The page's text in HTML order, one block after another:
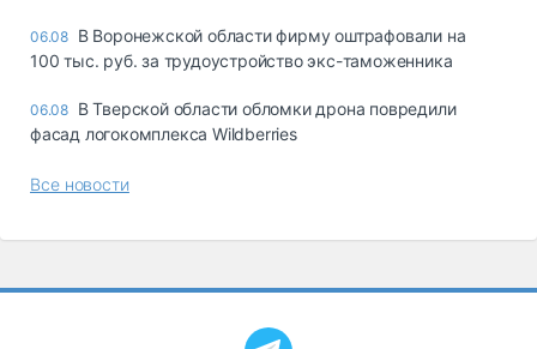
06.08 В Воронежской области фирму оштрафовали на
100 тыс. руб. за трудоустройство экс-таможенника
06.08 В Тверской области обломки дрона повредили
фасад логокомплекса Wildberries
Все новости